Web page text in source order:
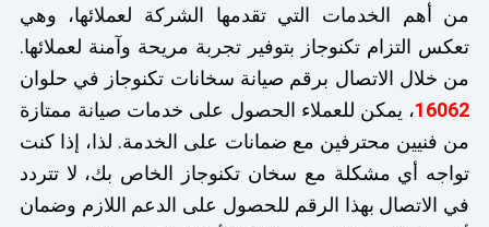
من أهم الخدمات التي تقدمها الشركة لعملائها، وهي
تعكس التزام تكنوجاز بتوفير تجربة مريحة وآمنة لعملائها.
من خلال الاتصال برقم صيانة سخانات تكنوجاز في حلوان
16062، يمكن للعملاء الحصول على خدمات صيانة ممتازة
من فنيين محترفين مع ضمانات على الخدمة. لذا، إذا كنت
تواجه أي مشكلة مع سخان تكنوجاز الخاص بك، لا تتردد
في الاتصال بهذا الرقم للحصول على الدعم اللازم وضمان